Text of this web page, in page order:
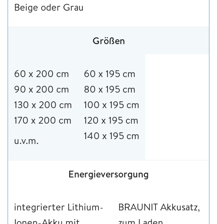
Beige oder Grau
Größen
60 x 200 cm
90 x 200 cm
130 x 200 cm
170 x 200 cm
u.v.m.
60 x 195 cm
80 x 195 cm
100 x 195 cm
120 x 195 cm
140 x 195 cm
Energieversorgung
integrierter Lithium-
BRAUNIT Akkusatz,